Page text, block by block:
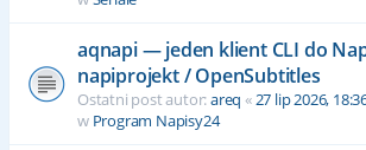
aqnapi — jeden klient CLI do
napiprojekt / OpenSubtitles
Ostatni post autor:areq « 27 lip 2026,
w Program Napisy24